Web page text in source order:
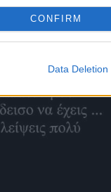
CONFIRM
Data Deletion